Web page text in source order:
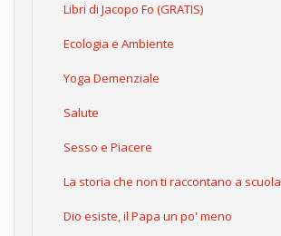
Libri di Jacopo Fo (GRATIS)
Ecologia e Ambiente
Yoga Demenziale
Salute
Sesso e Piacere
La storia che non ti raccontano a scuola
Dio esiste, il Papa un po' meno